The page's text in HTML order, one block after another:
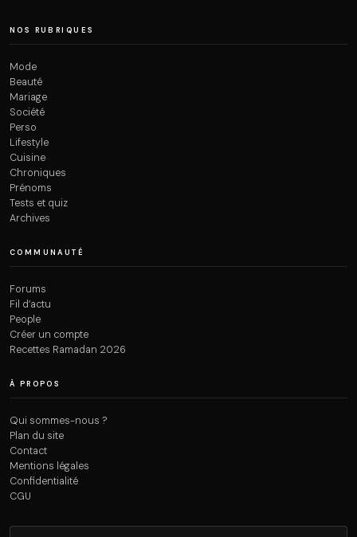
NOS RUBRIQUES
Mode
Beauté
Mariage
Société
Perso
Lifestyle
Cuisine
Chroniques
Prénoms
Tests et quiz
Archives
COMMUNAUTÉ
Forums
Fil d’actu
People
Créer un compte
Recettes Ramadan 2026
À PROPOS
Qui sommes-nous ?
Plan du site
Contact
Mentions légales
Confidentialité
CGU